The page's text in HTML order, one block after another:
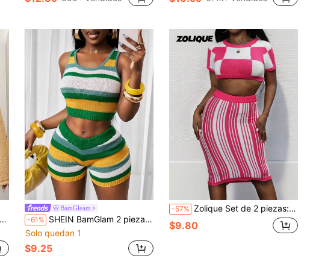
#1 Más vendidos
en Prendas de punto Faldas de suéter para mujer
BamGleam
-61% SHEIN BamGlam 2 piezas Conjunto de suéter de punto ajustado de cuello en U sin mangas a rayas para mujer, de verano
Solo quedan 1
$9.25
-57% Zolique Set de 2 piezas: Suéter de cuello redondo y falda a juego con diseño de rayas a cuadros magenta y blanco, de corte ajustado y sexy
$9.80